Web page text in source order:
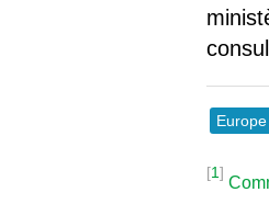
Europe
[1]